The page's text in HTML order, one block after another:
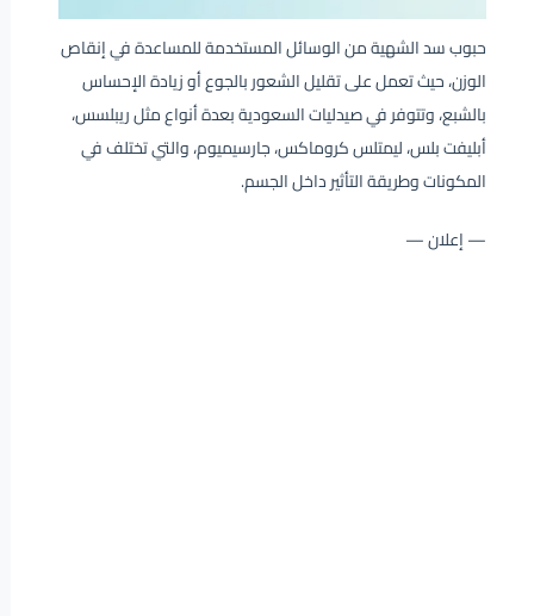
حبوب سد الشهية من الوسائل المستخدمة للمساعدة في إنقاص
الوزن، حيث تعمل على تقليل الشعور بالجوع أو زيادة الإحساس
بالشبع، وتتوفر في صيدليات السعودية بعدة أنواع مثل ريبلسس،
أبليفت بلس، ليمتلس كروماكس، جارسيميوم، والتي تختلف في
المكونات وطريقة التأثير داخل الجسم.
— إعلان —